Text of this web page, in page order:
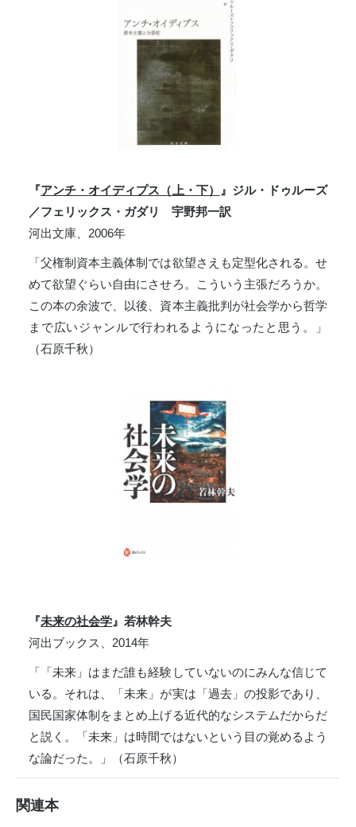
『アンチ・オイディプス（上・下）
』ジル・ドゥルーズ
／フェリックス・ガダリ 宇野邦一訳
河出文庫、2006年
「父権制資本主義体制では欲望さえも定型化される。せ
めて欲望ぐらい自由にさせろ。こういう主張だろうか。
この本の余波で、以後、資本主義批判が社会学から哲学
まで広いジャンルで行われるようになったと思う。」
（石原千秋）
『未来の社会学 』若林幹夫
河出ブックス、2014年
「「未来」はまだ誰も経験していないのにみんな信じて
いる。それは、「未来」が実は「過去」の投影であり、
国民国家体制をまとめ上げる近代的なシステムだからだ
と説く。「未来」は時間ではないという目の覚めるよう
な論だった。」（石原千秋）
関連本